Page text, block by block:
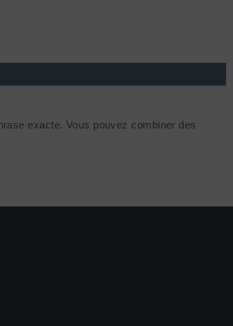
exacte. Vous pouvez combiner des